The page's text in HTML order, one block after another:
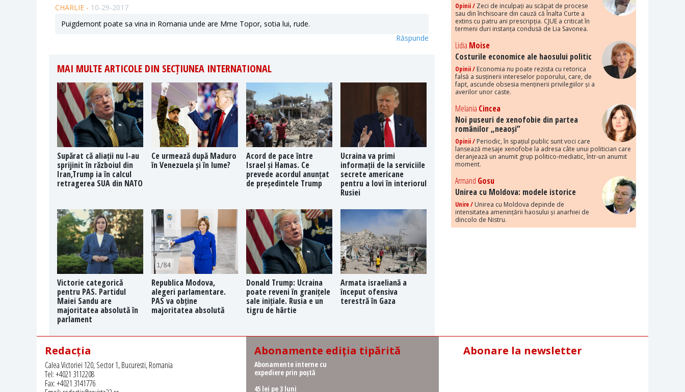
CHARLIE - 10-29-2017
Puigdemont poate sa vina in Romania unde are Mme Topor, sotia lui, rude.
Răspunde
MAI MULTE ARTICOLE DIN SECȚIUNEA INTERNATIONAL
Supărat că aliații nu l-au
sprijinit în războiul din
Iran,Trump ia în calcul
retragerea SUA din NATO
Ce urmează după Maduro
în Venezuela și în lume?
Acord de pace între
Israel și Hamas. Ce
prevede acordul anunțat
de președintele Trump
Ucraina va primi
informații de la serviciile
secrete americane
pentru a lovi în interiorul
Rusiei
Victorie categorică
pentru PAS. Partidul
Maiei Sandu are
majoritatea absolută în
parlament
Republica Modova,
alegeri parlamentare.
PAS va obține
majoritatea absolută
Donald Trump: Ucraina
poate reveni în granițele
sale inițiale. Rusia e un
tigru de hârtie
Armata israeliană a
început ofensiva
terestră în Gaza
Opinii / Zeci de inculpați au scăpat de procese
sau din închisoare din cauză că Înalta Curte a
extins cu patru ani prescripția. CJUE a criticat în
termeni duri instanța condusă de Lia Savonea.
Lidia Moise
Costurile economice ale haosului politic
Opinii / Economia nu poate rezista cu retorica
falsă a susținerii intereselor poporului, care, de
fapt, ascunde obsesia menținerii privilegiilor și a
averilor unor caste.
Melania Cincea
Noi puseuri de xenofobie din partea
românilor „neaoși”
Opinii / Periodic, în spațiul public sunt voci care
lansează mesaje xenofobe la adresa câte unui politician care
deranjează un anumit grup politico-mediatic, într-un anumit
moment.
Armand Gosu
Unirea cu Moldova: modele istorice
Unire / Unirea cu Moldova depinde de
intensitatea amenințării haosului și anarhiei de
dincolo de Nistru.
Redacția
Calea Victoriei 120, Sector 1, Bucuresti, Romania
Tel: +4021 3112208
Fax: +4021 3141776
Abonamente ediția tipărită
Abonamente interne cu
expediere prin poștă
45 lei pe 3 luni
Abonare la newsletter